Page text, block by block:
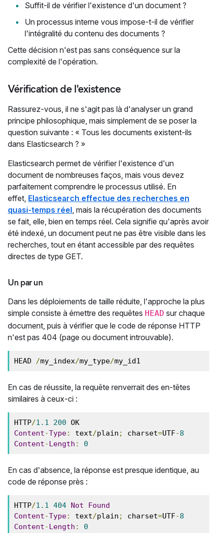
Suffit-il de vérifier l'existence d'un document ?
Un processus interne vous impose-t-il de vérifier
l'intégralité du contenu des documents ?
Cette décision n'est pas sans conséquence sur la
complexité de l'opération.
Vérification de l'existence
Rassurez-vous, il ne s'agit pas là d'analyser un grand
principe philosophique, mais simplement de se poser la
question suivante : « Tous les documents existent-ils
dans Elasticsearch ? »
Elasticsearch permet de vérifier l'existence d'un
document de nombreuses faços, mais vous devez
parfaitement comprendre le processus utilisé. En
effet, Elasticsearch effectue des recherches en
quasi-temps réel, mais la récupération des documents
se fait, elle, bien en temps réel. Cela signifie qu'après avoir
été indexé, un document peut ne pas être visible dans les
recherches, tout en étant accessible par des requêtes
directes de type GET.
Un par un
Dans les déploiements de taille réduite, l'approche la plus
simple consiste à émettre des requêtes HEAD sur chaque
document, puis à vérifier que le code de réponse HTTP
n'est pas 404 (page ou document introuvable).
HEAD /my_index/my_type/my_id1
En cas de réussite, la requête renverrait des en-têtes
similaires à ceux-ci :
HTTP/1.1 200
Content-Type: text/plain ; charset=UTF-8
Content-Length : 0
En cas d'absence, la réponse est presque identique, au
code de réponse près :
HTTP/1.1 404 Not
Found
Content-Type: text/plain ; charset=UTF-8
Content-Length : 0